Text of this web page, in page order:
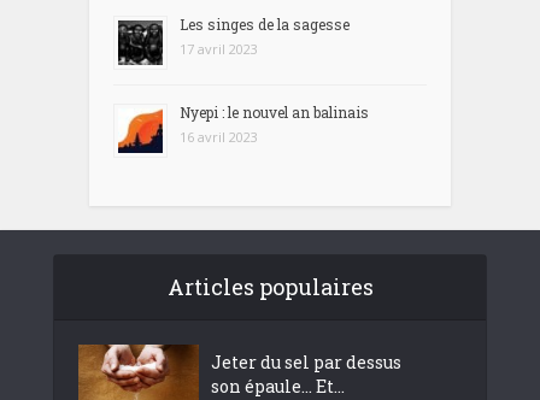
Les singes de la sagesse
17 avril 2023
Nyepi : le nouvel an balinais
16 avril 2023
Articles populaires
Jeter du sel par dessus
son épaule… Et...